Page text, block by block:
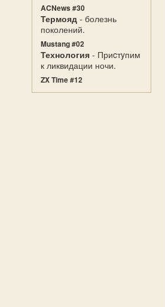
ACNews #30
Термояд - болезнь
поколений.
Mustang #02
Технология - Приcтyпим
к ликвидации ночи.
ZX Time #12